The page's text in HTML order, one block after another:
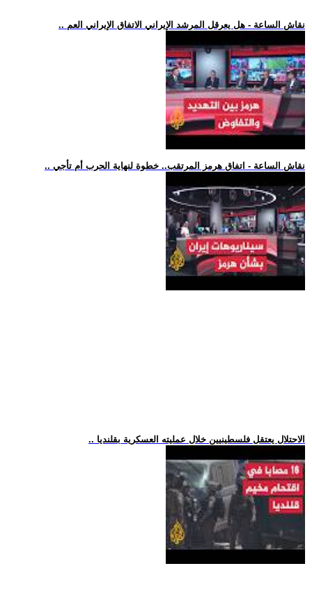
.. نقاش الساعة - هل يعرقل المرشد الإيراني الاتفاق الإيراني العم
.. نقاش الساعة - اتفاق هرمز المرتقب.. خطوة لنهاية الحرب أم تأجي
.. الاحتلال يعتقل فلسطينيين خلال عمليته العسكرية بقلنديا